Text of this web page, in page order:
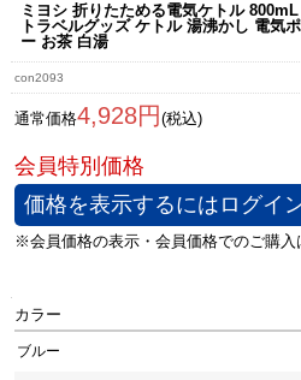
ミヨシ 折りたためる電気ケトル
トラベルグッズ ケトル 湯沸かし 電気
ー お茶 白湯
con2093
通常価格4,928円 (税込)
価格を表示するにはログイ
カラー
ブルー